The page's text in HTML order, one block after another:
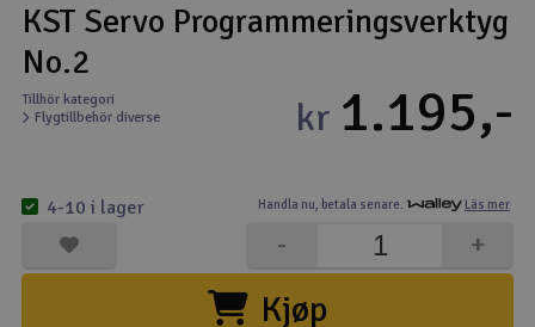
Drönare för FPV
Flygplan
Kamerautrustning
Modellbygg- och byggsatser
KST Servo Programmeringsverktyg
No.2
Tillhör kategori
Flygtillbehör diverse
Handla nu, betala senare. Läs mer
kr 1.195,-
Kjøp
+
-
4-10 i lager